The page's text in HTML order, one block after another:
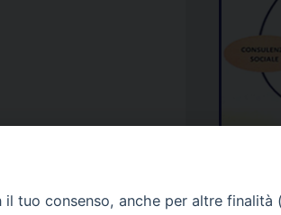
tuo consenso, anche per altre finalità